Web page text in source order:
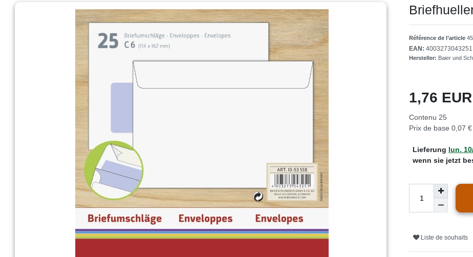
Référence de l’article
EAN: 4003273043251
Hersteller: Baier und
1,76 EUR
Contenu 25
Prix de base 0,07
Lieferung lun.
wenn sie jetzt
Liste de souhaits